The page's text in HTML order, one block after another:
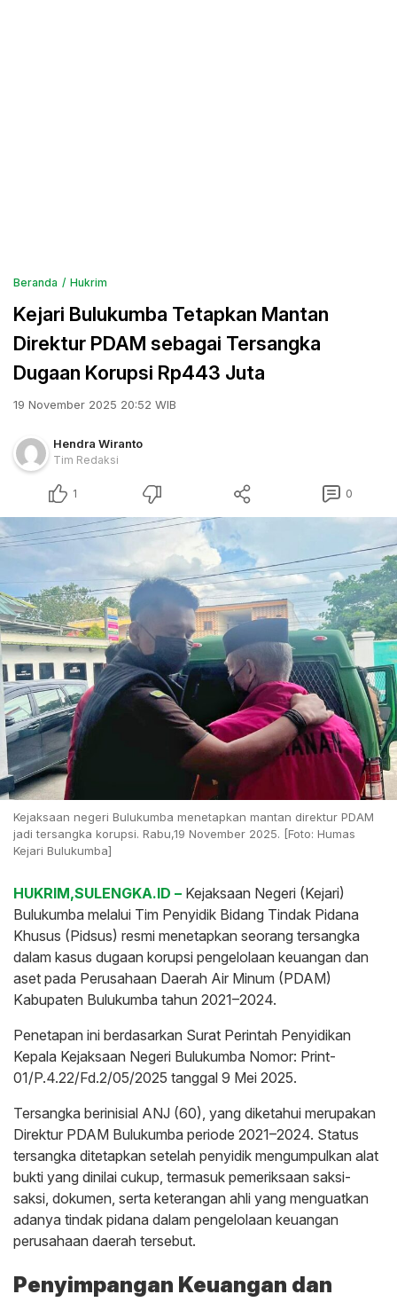
Beranda Hukrim
Kejari Bulukumba Tetapkan Mantan
Direktur PDAM sebagai Tersangka
Dugaan Korupsi Rp443 Juta
19 November 2025 20:52 WIB
Hendra Wiranto
Tim Redaksi
1 0
Kejaksaan negeri Bulukumba menetapkan mantan direktur PDAM
jadi tersangka korupsi. Rabu,19 November 2025. [Foto: Humas
Kejari Bulukumba]
HUKRIM,SULENGKA.ID – Kejaksaan Negeri (Kejari)
Bulukumba melalui Tim Penyidik Bidang Tindak Pidana
Khusus (Pidsus) resmi menetapkan seorang tersangka
dalam kasus dugaan korupsi pengelolaan keuangan dan
aset pada Perusahaan Daerah Air Minum (PDAM)
Kabupaten Bulukumba tahun 2021–2024.
Penetapan ini berdasarkan Surat Perintah Penyidikan
Kepala Kejaksaan Negeri Bulukumba Nomor: Print-
01/P.4.22/Fd.2/05/2025 tanggal 9 Mei 2025.
Tersangka berinisial ANJ (60), yang diketahui merupakan
Direktur PDAM Bulukumba periode 2021–2024. Status
tersangka ditetapkan setelah penyidik mengumpulkan alat
bukti yang dinilai cukup, termasuk pemeriksaan saksi-
saksi, dokumen, serta keterangan ahli yang menguatkan
adanya tindak pidana dalam pengelolaan keuangan
perusahaan daerah tersebut.
Penyimpangan Keuangan dan